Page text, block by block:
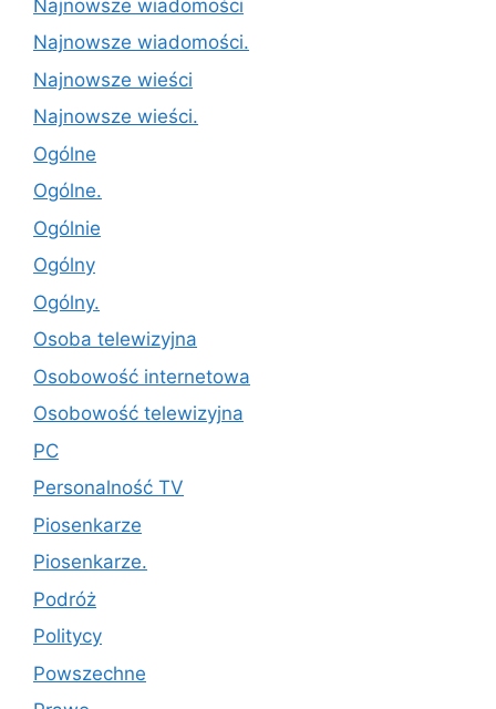
Najnowsze wiadomości
Najnowsze wiadomości.
Najnowsze wieści
Najnowsze wieści.
Ogólne
Ogólne.
Ogólnie
Ogólny
Ogólny.
Osoba telewizyjna
Osobowość internetowa
Osobowość telewizyjna
PC
Personalność TV
Piosenkarze
Piosenkarze.
Podróż
Politycy
Powszechne